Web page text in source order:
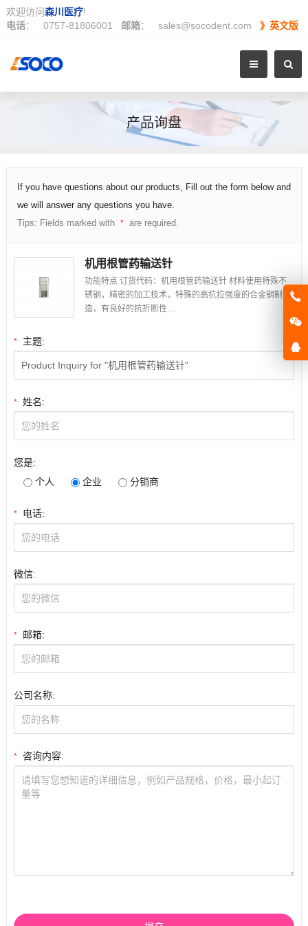
欢迎访问森川医疗!
电话： 0757-81806001 邮箱： sales@socodent.com 》英文版
产品询盘
If you have questions about our products, Fill out the form below and
we will answer any questions you have.
Tips: Fields marked with * are required.
机用根管药输送针
功能特点 订货代码：机用根管药输送针 材料使用特殊不
锈钢，精密的加工技术，特殊的高抗拉强度的合金钢制
造，有良好的抗折断性…
* 主题:
* 姓名:
您是:
个人
企业 分销商
* 电话:
微信:
* 邮箱:
公司名称:
* 咨询内容: